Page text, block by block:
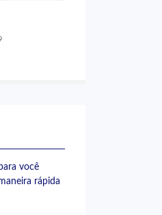
você
rápida